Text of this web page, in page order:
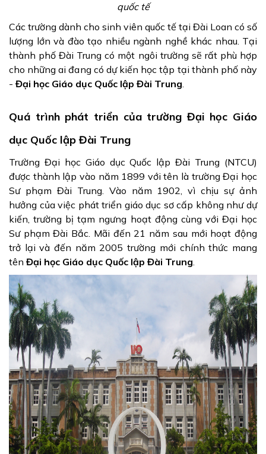
quốc tế
Các trường dành cho sinh viên quốc tế tại Đài Loan có số
lượng lớn và đào tạo nhiều ngành nghề khác nhau. Tại
thành phố Đài Trung có một ngôi trường sẽ rất phù hợp
cho những ai đang có dự kiến học tập tại thành phố này
-Đại học Giáo dục Quốc lập Đài Trung.
Quá trình phát triển của trường Đại học Giáo
dục Quốc lập Đài Trung
Trường Đại học Giáo dục Quốc lập Đài Trung (NTCU)
được thành lập vào năm 1899 với tên là trường Đại học
Sư phạm Đài Trung. Vào năm 1902, vì chịu sự ảnh
hưởng của việc phát triển giáo dục sơ cấp không như dự
kiến, trường bị tạm ngưng hoạt động cùng với Đại học
Sư phạm Đài Bắc. Mãi đến 21 năm sau mới hoạt động
trở lại và đến năm 2005 trường mới chính thức mang
tênĐại học Giáo dục Quốc lập Đài Trung.